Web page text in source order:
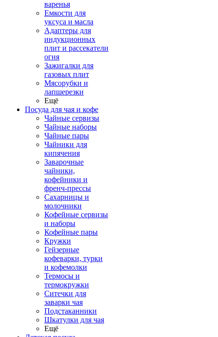
варенья
Емкости для
уксуса и масла
Адаптеры для
индукционных
плит и рассекатели
огня
Зажигалки для
газовых плит
Мясорубки и
лапшерезки
Ещё
Посуда для чая и кофе
Чайные сервизы
Чайные наборы
Чайные пары
Чайники для
кипячения
Заварочные
чайники,
кофейники и
френч-прессы
Сахарницы и
молочники
Кофейные сервизы
и наборы
Кофейные пары
Кружки
Гейзерные
кофеварки, турки
и кофемолки
Термосы и
термокружки
Ситечки для
заварки чая
Подстаканники
Шкатулки для чая
Ещё